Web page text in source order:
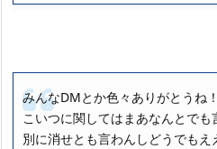
みんなDMとか色々ありがとうね！
こいつに関してはまあなんとでも
別に消せとも言わんしどうでもえ